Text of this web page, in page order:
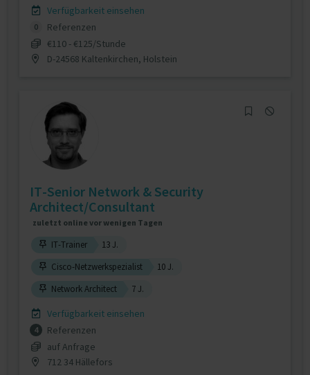
Verfügbarkeit einsehen
0
Referenzen
€110 - €125/Stunde
D-24568 Kaltenkirchen, Holstein
IT-Senior Network & Security
Architect/Consultant
zuletzt online vor wenigen Tagen
IT-Trainer
13 J.
Cisco-Netzwerkspezialist
10 J.
Network Architect
7 J.
Verfügbarkeit einsehen
4
Referenzen
auf Anfrage
712 34 Hällefors